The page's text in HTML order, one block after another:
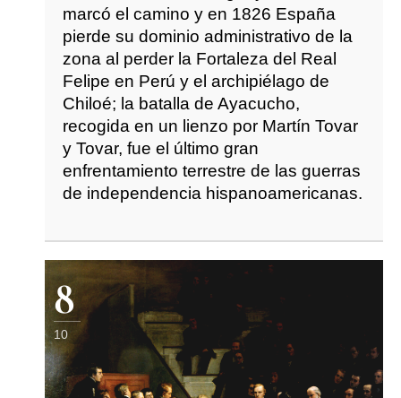
marcó el camino y en 1826 España
pierde su dominio administrativo de la
zona al perder la Fortaleza del Real
Felipe en Perú y el archipiélago de
Chiloé; la batalla de Ayacucho,
recogida en un lienzo por Martín Tovar
y Tovar, fue el último gran
enfrentamiento terrestre de las guerras
de independencia hispanoamericanas.
8
10